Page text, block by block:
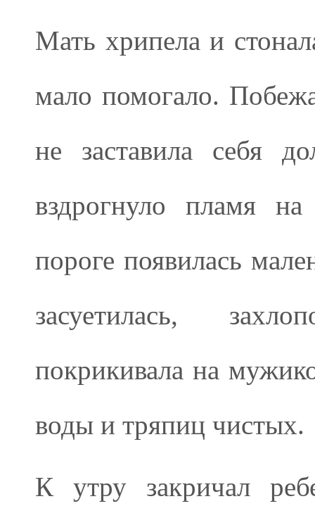
Мать хрипела и
мало помогало.
не заставила себя
вздрогнуло пламя
пороге появилась
засуетилась,
покрикивала на
воды и тряпиц чистых.
К утру закричал